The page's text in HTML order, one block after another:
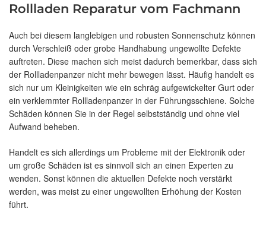
Rollladen Reparatur vom Fachmann
Auch bei diesem langlebigen und robusten Sonnenschutz können
durch Verschleiß oder grobe Handhabung ungewollte Defekte
auftreten. Diese machen sich meist dadurch bemerkbar, dass sich
der Rollladenpanzer nicht mehr bewegen lässt. Häufig handelt es
sich nur um Kleinigkeiten wie ein schräg aufgewickelter Gurt oder
ein verklemmter Rollladenpanzer in der Führungsschiene. Solche
Schäden können Sie in der Regel selbstständig und ohne viel
Aufwand beheben.
Handelt es sich allerdings um Probleme mit der Elektronik oder
um große Schäden ist es sinnvoll sich an einen Experten zu
wenden. Sonst können die aktuellen Defekte noch verstärkt
werden, was meist zu einer ungewollten Erhöhung der Kosten
führt.